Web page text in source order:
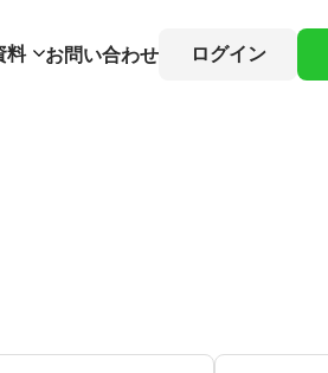
料 お問い合わせ ログイン